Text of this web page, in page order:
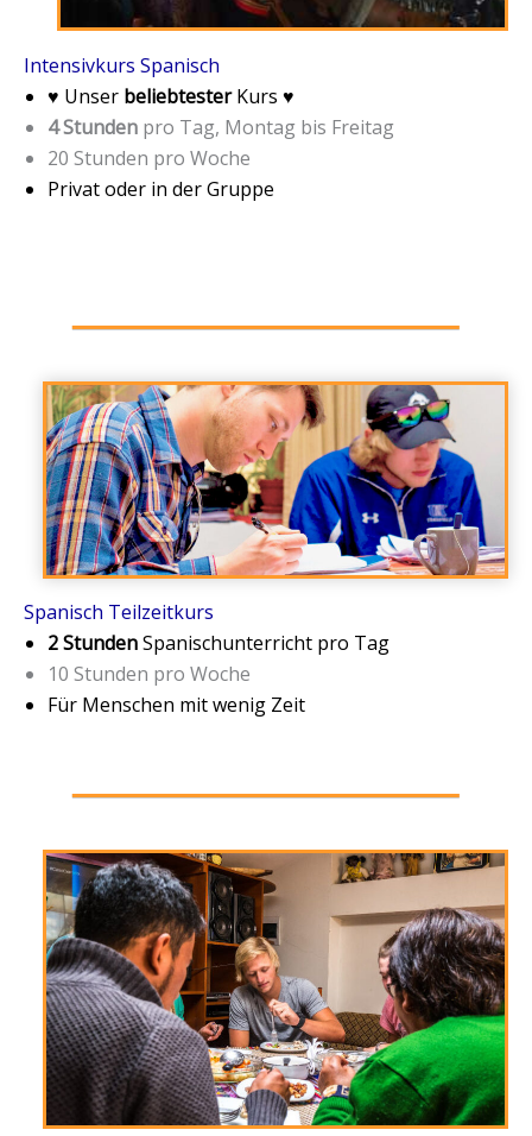
Intensivkurs Spanisch
♥ Unser beliebtesterKurs ♥
4 Stunden pro Tag, Montag bis Freitag
20 Stunden pro Woche
Privat oder in der Gruppe
Spanisch Teilzeitkurs
2 StundenSpanischunterricht pro Tag
10 Stunden pro Woche
Für Menschen mit wenig Zeit